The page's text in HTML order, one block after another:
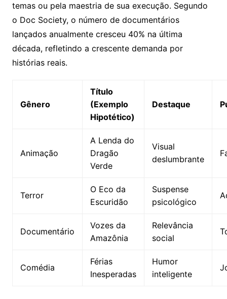
temas ou pela maestria de sua execução. Segundo
o Doc Society, o número de documentários
lançados anualmente cresceu 40% na última
década, refletindo a crescente demanda por
histórias reais.
Gênero
Título
(Exemplo
Hipotético)
Destaque
Animação
A Lenda do
Dragão
Verde
Visual
deslumbrante
Terror
O Eco da
Escuridão
Suspense
psicológico
Documentário
Vozes da
Amazônia
Relevância
social
Comédia
Férias
Inesperadas
Humor
inteligente